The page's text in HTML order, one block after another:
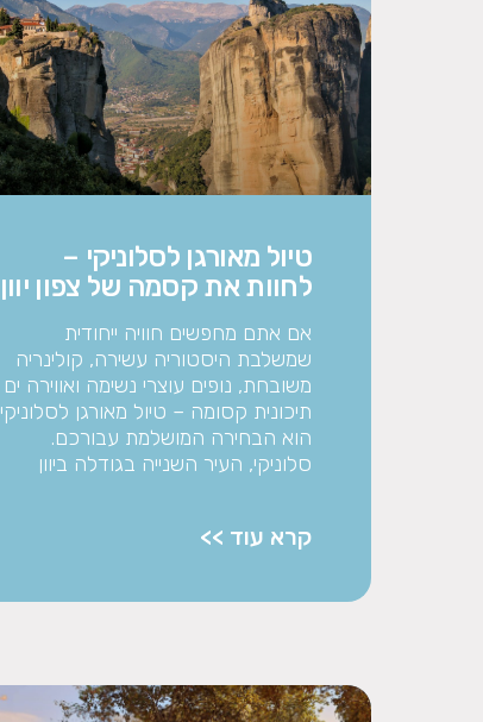
טיול מאורגן לסלוניקי –
לחוות את קסמה של צפון יוון
אם אתם מחפשים חוויה ייחודית
שמשלבת היסטוריה עשירה, קולינריה
משובחת, נופים עוצרי נשימה ואווירה ים
תיכונית קסומה – טיול מאורגן לסלוניקי
הוא הבחירה המושלמת עבורכם.
סלוניקי, העיר השנייה בגודלה ביוון
קרא עוד >>